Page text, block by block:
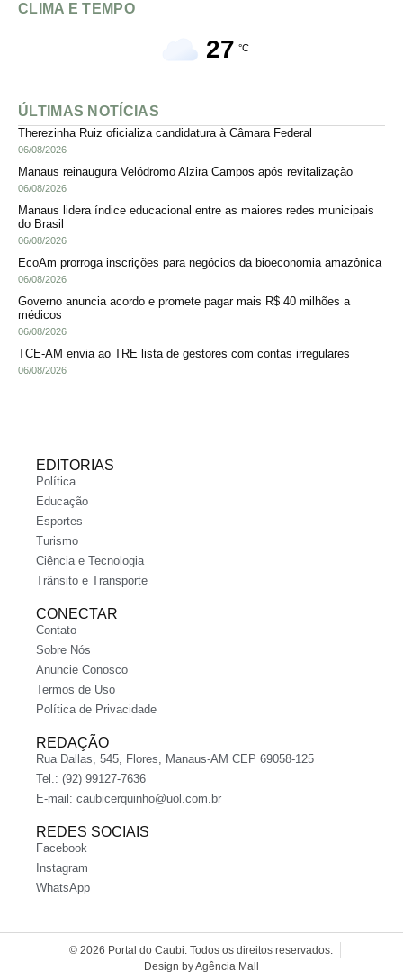
CLIMA E TEMPO
27 °C
ÚLTIMAS NOTÍCIAS
Therezinha Ruiz oficializa candidatura à Câmara Federal
06/08/2026
Manaus reinaugura Velódromo Alzira Campos após revitalização
06/08/2026
Manaus lidera índice educacional entre as maiores redes municipais
do Brasil
06/08/2026
EcoAm prorroga inscrições para negócios da bioeconomia amazônica
06/08/2026
Governo anuncia acordo e promete pagar mais R$ 40 milhões a
médicos
06/08/2026
TCE-AM envia ao TRE lista de gestores com contas irregulares
06/08/2026
EDITORIAS
Política
Educação
Esportes
Turismo
Ciência e Tecnologia
Trânsito e Transporte
CONECTAR
Contato
Sobre Nós
Anuncie Conosco
Termos de Uso
Política de Privacidade
REDAÇÃO
Rua Dallas, 545, Flores, Manaus-AM CEP 69058-125
Tel.: (92) 99127-7636
E-mail: caubicerquinho@uol.com.br
REDES SOCIAIS
Facebook
Instagram
WhatsApp
© 2026 Portal do Caubi. Todos os direitos reservados.
Design by Agência Mall